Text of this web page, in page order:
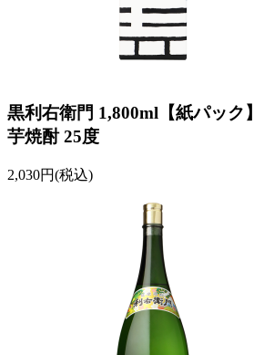
黒利右衛門 1,800ml【紙パック】
芋焼酎 25度
2,030円(税込)